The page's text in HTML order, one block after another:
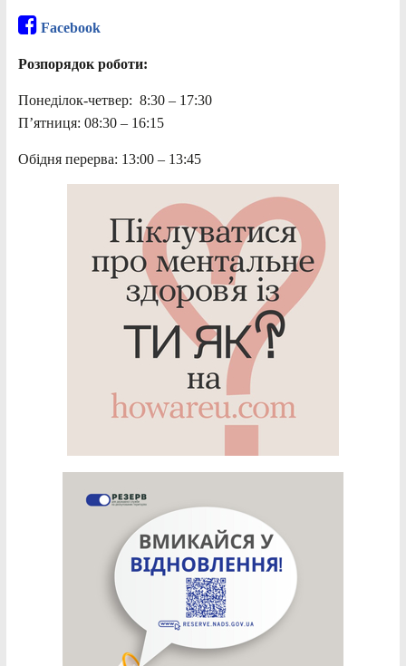
Facebook
Розпорядок роботи:
Понеділок-четвер: 8:30 – 17:30
П’ятниця: 08:30 – 16:15
Обідня перерва: 13:00 – 13:45